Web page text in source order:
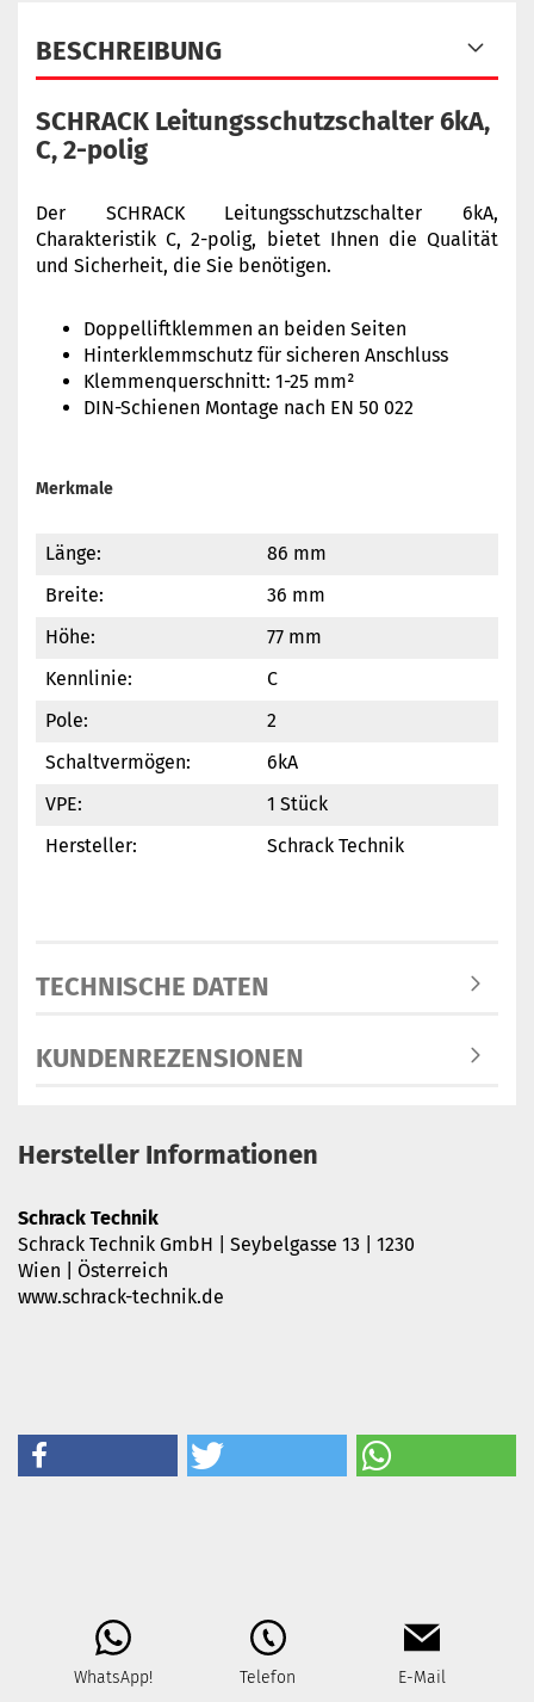
BESCHREIBUNG
SCHRACK Leitungsschutzschalter 6kA,
C, 2-polig
Der SCHRACK Leitungsschutzschalter 6kA,
Charakteristik C, 2-polig, bietet Ihnen die Qualität
und Sicherheit, die Sie benötigen.
Doppelliftklemmen an beiden Seiten
Hinterklemmschutz für sicheren Anschluss
Klemmenquerschnitt: 1-25 mm²
DIN-Schienen Montage nach EN 50 022
Merkmale
Länge:
86 mm
Breite:
36 mm
Höhe:
77 mm
Kennlinie:
C
Pole:
2
Schaltvermögen:
6kA
VPE:
1 Stück
Hersteller:
Schrack Technik
TECHNISCHE DATEN
KUNDENREZENSIONEN
Hersteller Informationen
Schrack Technik
Schrack Technik GmbH | Seybelgasse 13 | 1230
Wien | Österreich
www.schrack-technik.de
WhatsApp! Telefon E-Mail